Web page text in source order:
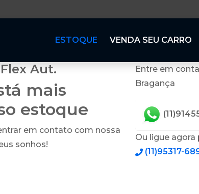
ESTOQUE VENDA SEU CARRO
Flex Aut.
mais
estoque
em contato com nossa
sonhos!
Entre em
Bragança
Ou ligue agora
(11)95317-